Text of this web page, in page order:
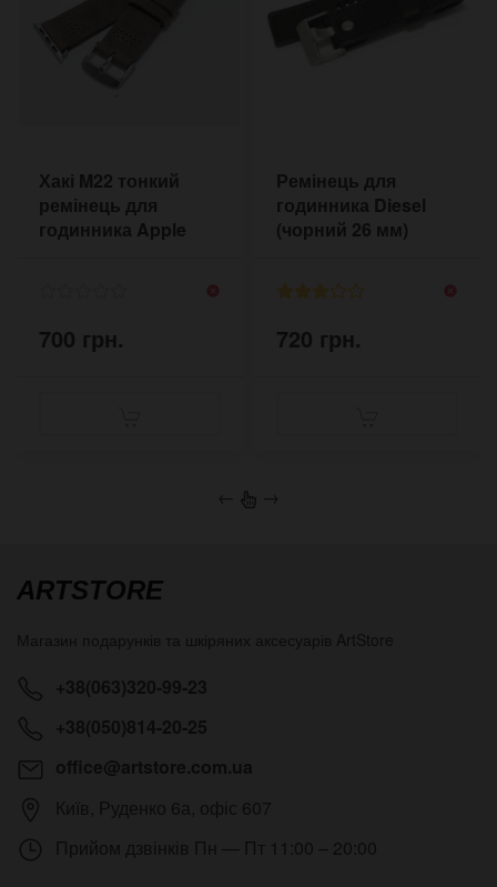
Хакі M22 тонкий
ремінець для
годинника Apple
700 грн.
Ремінець для
годинника Diesel
(чорний 26 мм)
720 грн.
← →
ARTSTORE